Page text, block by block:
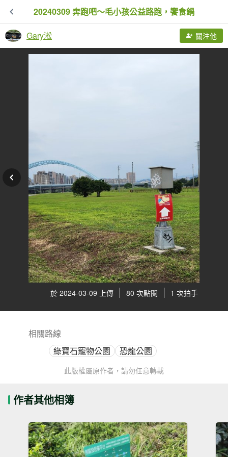
20240309 奔跑吧～毛小孩公益路跑，饗食鍋
Gary淞 關注他
於 2024-03-09 上傳 80 次點閱 1 次拍手
相關路線
綠寶石寵物公園
恐龍公園
此版權屬原作者，請勿任意轉載
作者其他相簿